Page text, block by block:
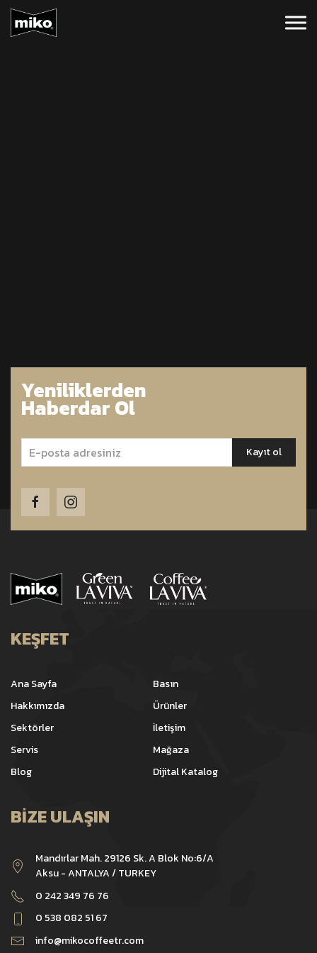
Yeniliklerden
Haberdar Ol
KEŞFET
Ana Sayfa
Hakkımızda
Sektörler
Servis
Blog
Basın
Ürünler
İletişim
Mağaza
Dijital Katalog
BIZE ULAŞIN
Mandırlar Mah. 29126 Sk. A Blok No:6/A
Aksu - ANTALYA / TURKEY
0 242 349 76 76
0 538 082 51 67
info@mikocoffeetr.com